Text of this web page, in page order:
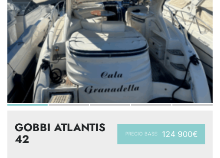
PRECIO BASE: 124 900€
GOBBI ATLANTIS
42